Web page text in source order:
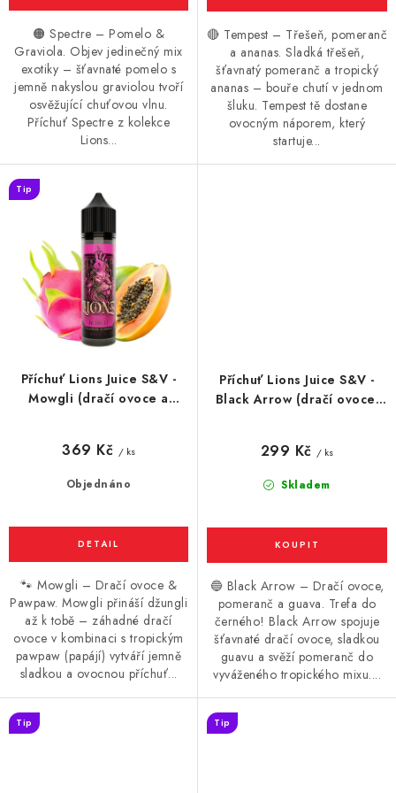
🟠 Spectre – Pomelo &
Graviola. Objev jedinečný mix
exotiky – šťavnaté pomelo s
jemně nakyslou graviolou tvoří
osvěžující chuťovou vlnu.
Příchuť Spectre z kolekce
Lions...
🔴 Tempest – Třešeň, pomeranč
a ananas. Sladká třešeň,
šťavnatý pomeranč a tropický
ananas – bouře chutí v jednom
šluku. Tempest tě dostane
ovocným náporem, který
startuje...
Příchuť Lions Juice S&V -
Mowgli (dračí ovoce a
Tip
Objednáno
369 Kč / ks
🐾 Mowgli – Dračí ovoce &
Pawpaw. Mowgli přináší džungli
až k tobě – záhadné dračí
ovoce v kombinaci s tropickým
pawpaw (papájí) vytváří jemně
sladkou a ovocnou příchuť...
Příchuť Lions Juice S&V -
Black Arrow (dračí ovoce,
Skladem
299 Kč / ks
🔵 Black Arrow – Dračí ovoce,
pomeranč a guava. Trefa do
černého! Black Arrow spojuje
šťavnaté dračí ovoce, sladkou
guavu a svěží pomeranč do
vyváženého tropického mixu....
Tip Tip